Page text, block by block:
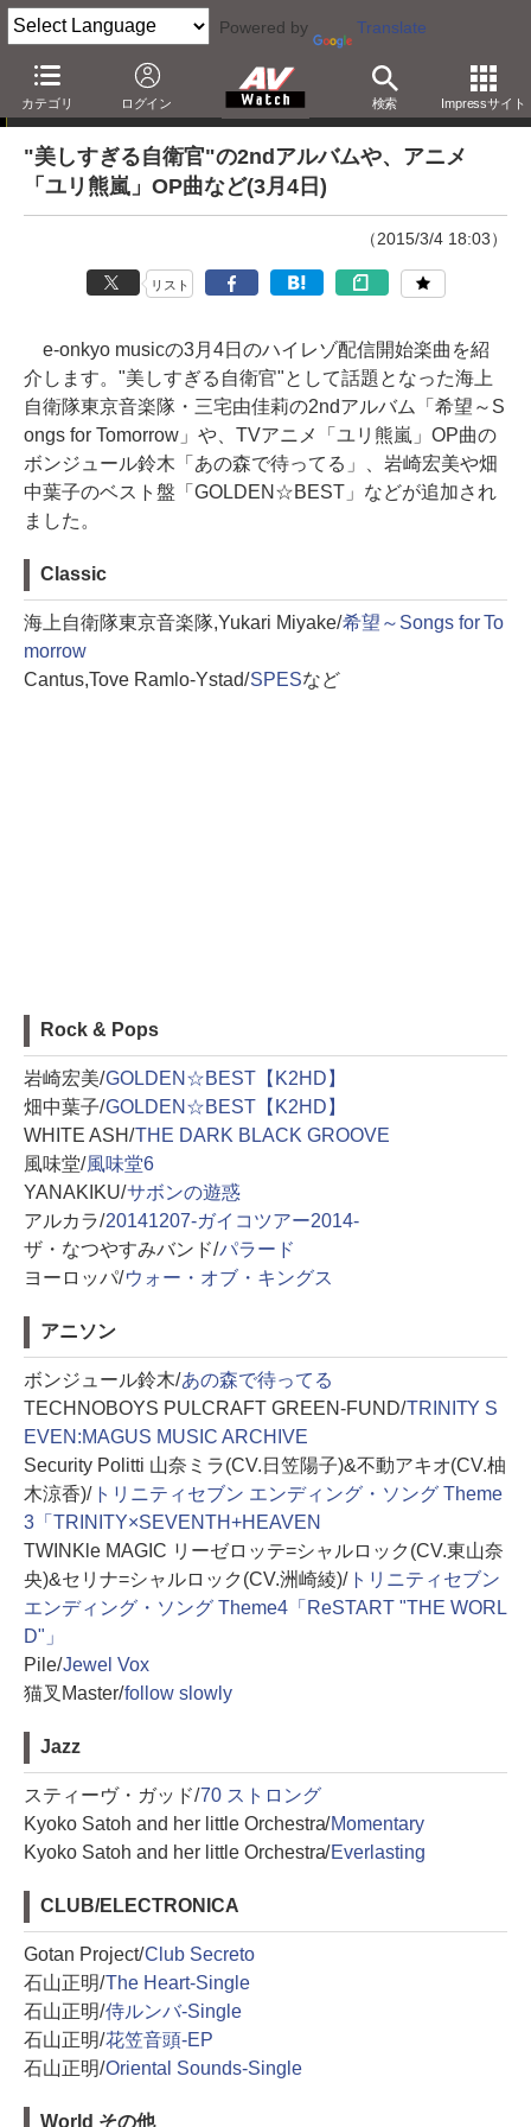
Powered by Translate
カテゴリ ログイン 検索 Impressサイト
e-onkyo musicハイレゾ配信情報
"美しすぎる自衛官"の2ndアルバムや、アニメ
「ユリ熊嵐」OP曲など(3月4日)
（2015/3/4 18:03）
リスト
e-onkyo musicの3月4日のハイレゾ配信開始楽曲を紹
介します。"美しすぎる自衛官"として話題となった海上
自衛隊東京音楽隊・三宅由佳莉の2ndアルバム「希望～S
ongs for Tomorrow」や、TVアニメ「ユリ熊嵐」OP曲の
ボンジュール鈴木「あの森で待ってる」、岩崎宏美や畑
中葉子のベスト盤「GOLDEN☆BEST」などが追加され
ました。
Classic
海上自衛隊東京音楽隊,Yukari Miyake/希望～Songs for To
morrow
Cantus,Tove Ramlo-Ystad/SPESなど
Rock & Pops
岩崎宏美/GOLDEN☆BEST【K2HD】
畑中葉子/GOLDEN☆BEST【K2HD】
WHITE ASH/THE DARK BLACK GROOVE
風味堂/風味堂6
YANAKIKU/サボンの遊惑
アルカラ/20141207-ガイコツアー2014-
ザ・なつやすみバンド/パラード
ヨーロッパ/ウォー・オブ・キングス
アニソン
ボンジュール鈴木/あの森で待ってる
TECHNOBOYS PULCRAFT GREEN-FUND/TRINITY S
EVEN:MAGUS MUSIC ARCHIVE
Security Politti 山奈ミラ(CV.日笠陽子)&不動アキオ(CV.柚
木涼香)/トリニティセブン エンディング・ソング Theme
3「TRINITY×SEVENTH+HEAVEN
TWINKle MAGIC リーゼロッテ=シャルロック(CV.東山奈
央)&セリナ=シャルロック(CV.洲崎綾)/トリニティセブン
エンディング・ソング Theme4「ReSTART "THE WORL
D"」
Pile/Jewel Vox
猫叉Master/follow slowly
Jazz
スティーヴ・ガッド/70 ストロング
Kyoko Satoh and her little Orchestra/Momentary
Kyoko Satoh and her little Orchestra/Everlasting
CLUB/ELECTRONICA
Gotan Project/Club Secreto
石山正明/The Heart-Single
石山正明/侍ルンバ-Single
石山正明/花笠音頭-EP
石山正明/Oriental Sounds-Single
World その他